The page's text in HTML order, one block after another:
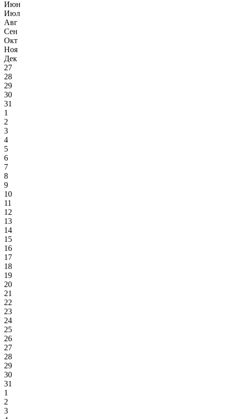
Июн
Июл
Авг
Сен
Окт
Ноя
Дек
27
28
29
30
31
1
2
3
4
5
6
7
8
9
10
11
12
13
14
15
16
17
18
19
20
21
22
23
24
25
26
27
28
29
30
31
1
2
3